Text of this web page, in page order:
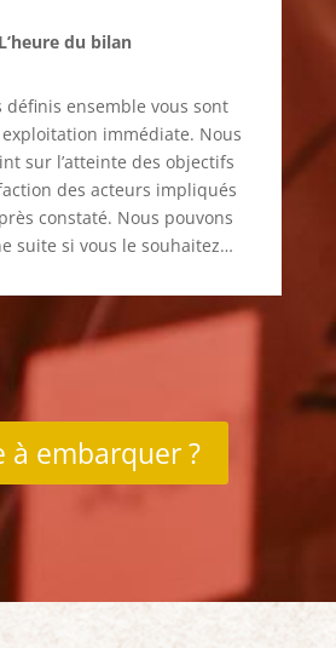
L’heure du bilan
définis ensemble vous sont
immédiate. Nous
sur l’atteinte des objectifs
des acteurs impliqués
constaté. Nous pouvons
suite si vous le souhaitez…
à embarquer ?